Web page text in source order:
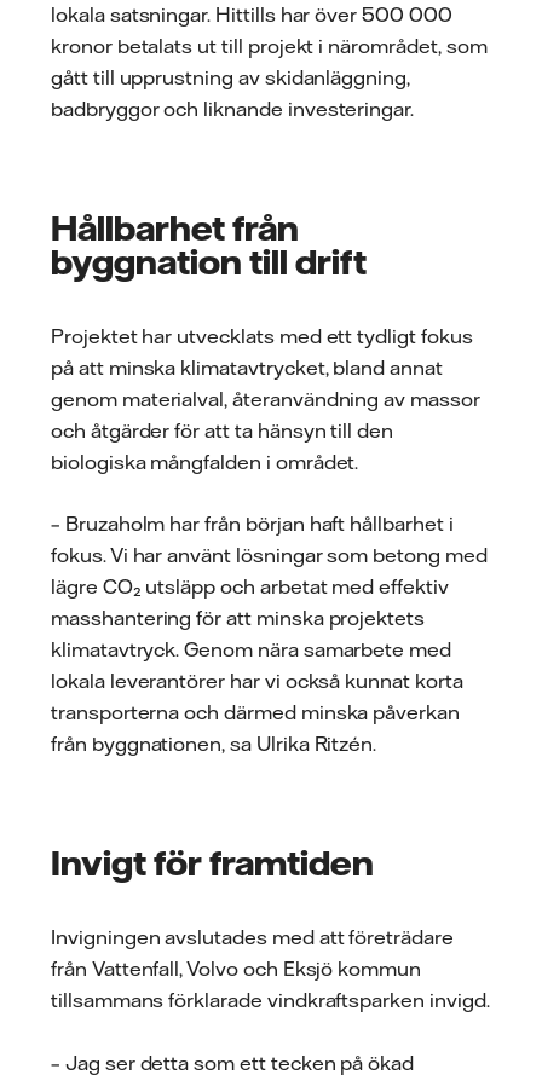
lokala satsningar. Hittills har över 500 000
kronor betalats ut till projekt i närområdet, som
gått till upprustning av skidanläggning,
badbryggor och liknande investeringar.
Hållbarhet från
byggnation till drift
Projektet har utvecklats med ett tydligt fokus
på att minska klimatavtrycket, bland annat
genom materialval, återanvändning av massor
och åtgärder för att ta hänsyn till den
biologiska mångfalden i området.
– Bruzaholm har från början haft hållbarhet i
fokus. Vi har använt lösningar som betong med
lägre CO₂ utsläpp och arbetat med effektiv
masshantering för att minska projektets
klimatavtryck. Genom nära samarbete med
lokala leverantörer har vi också kunnat korta
transporterna och därmed minska påverkan
från byggnationen, sa Ulrika Ritzén.
Invigt för framtiden
Invigningen avslutades med att företrädare
från Vattenfall, Volvo och Eksjö kommun
tillsammans förklarade vindkraftsparken invigd.
– Jag ser detta som ett tecken på ökad